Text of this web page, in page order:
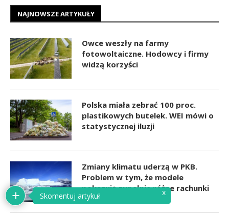
NAJNOWSZE ARTYKUŁY
Owce weszły na farmy
fotowoltaiczne. Hodowcy i firmy
widzą korzyści
Polska miała zebrać 100 proc.
plastikowych butelek. WEI mówi o
statystycznej iluzji
Zmiany klimatu uderzą w PKB.
Problem w tym, że modele
pokazują zupełnie różne rachunki